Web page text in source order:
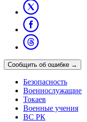
Сообщить об ошибке →
Безопасность
Военнослужащие
Токаев
Военные учения
ВС РК